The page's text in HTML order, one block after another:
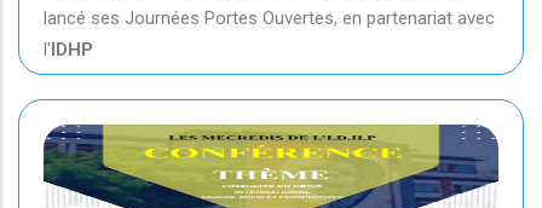
lancé ses Journées Portes Ouvertes, en partenariat avec
l'IDHP